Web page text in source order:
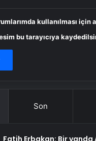
kullanılması için
bu tarayıcıya
Son